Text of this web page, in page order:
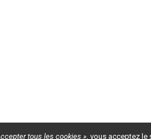
tous les cookies », vous acceptez le